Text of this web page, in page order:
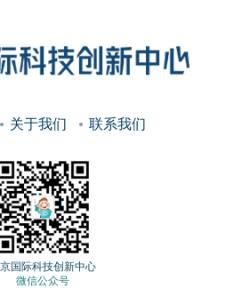
关于我们 联系我们
国际科技创新中心
微信公众号